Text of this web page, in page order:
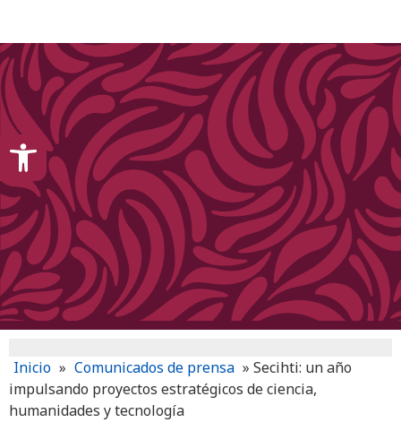
Inicio » Comunicados de prensa » Secihti: un año
impulsando proyectos estratégicos de ciencia,
humanidades y tecnología
Open toolbar